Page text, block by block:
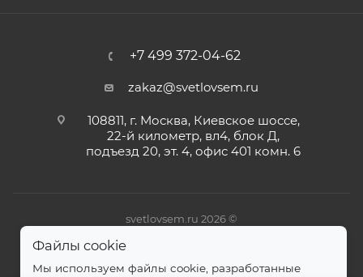
+7 499 372-04-62
zakaz@svetlovsem.ru
108811, г. Москва, Киевское шоссе,
22-й километр, вл4, блок Д,
подъезд 20, эт. 4, офис 401 комн. 6
svetlovsem.ru 2026 ©
Файлы cookie
Мы используем файлы cookie, разработанные